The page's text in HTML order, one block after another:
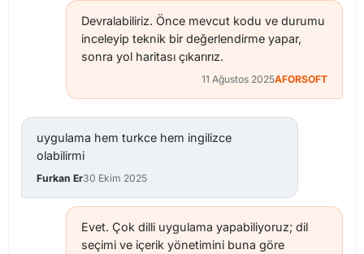
Devralabiliriz. Önce mevcut kodu ve durumu
inceleyip teknik bir değerlendirme yapar,
sonra yol haritası çıkarırız.
11 Ağustos 2025AFORSOFT
uygulama hem turkce hem ingilizce
olabilirmi
Furkan Er30 Ekim 2025
Evet. Çok dilli uygulama yapabiliyoruz; dil
seçimi ve içerik yönetimini buna göre